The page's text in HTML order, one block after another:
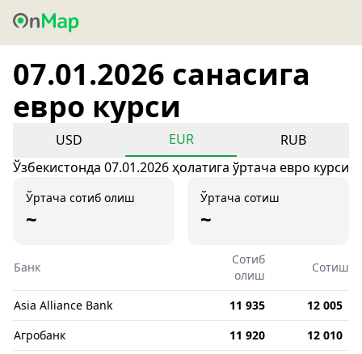
07.01.2026 санасига
евро курси
USD EUR
RUB
Ўзбекистонда 07.01.2026 ҳолатига ўртача евро курси
Ўртача сотиб олиш
~
Ўртача сотиш
~
Банк
Сотиб
олиш
Сотиш
Asia Alliance Bank 11 935
12 005
Агробанк
11 920
12 010